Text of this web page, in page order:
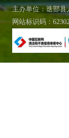
主办单位：迭部
网站标识码：